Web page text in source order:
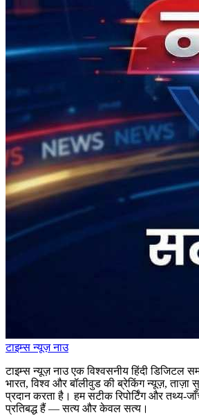
टाइम्सन्यूज़नाउ
टाइम्स न्यूज़ नाउ एक विश्वसनीय हिंदी डिजिटल
भारत, विश्व और बॉलीवुड की ब्रेकिंग न्यूज़, ताज़ा
प्रदान करता है। हम सटीक रिपोर्टिंग और तथ्य-
प्रतिबद्ध हैं — सत्य और केवल सत्य।